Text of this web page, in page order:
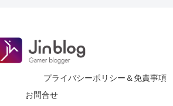
プライバシーポリシー＆免責事項
お問合せ